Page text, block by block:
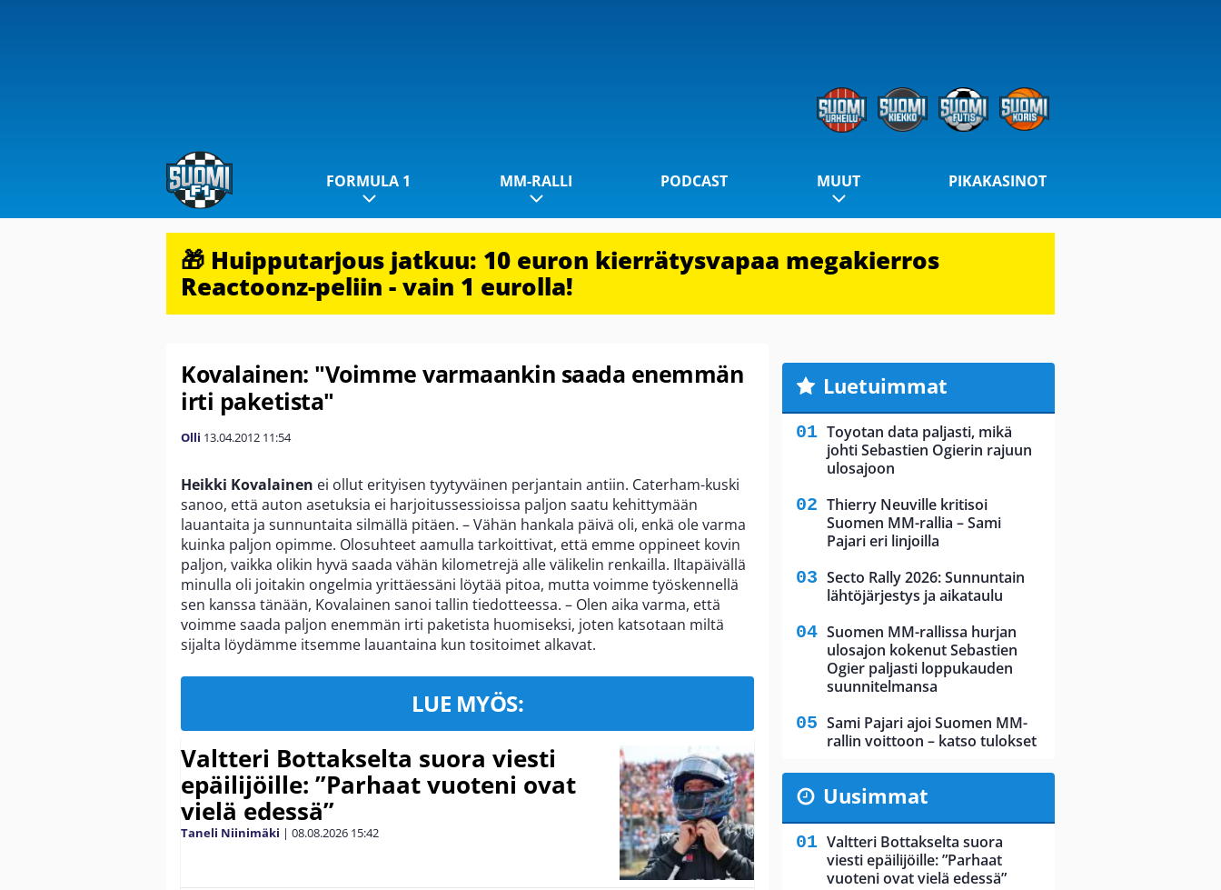
FORMULA 1 MM-RALLI PODCAST MUUT PIKAKASINOT
🎁 Huipputarjous jatkuu: 10 euron kierrätysvapaa megakierros
Reactoonz-peliin - vain 1 eurolla!
Kovalainen: "Voimme varmaankin saada enemmän
irti paketista"
Olli 13.04.2012 11:54
Heikki Kovalainen ei ollut erityisen tyytyväinen perjantain antiin. Caterham-kuski
sanoo, että auton asetuksia ei harjoitussessioissa paljon saatu kehittymään
lauantaita ja sunnuntaita silmällä pitäen. – Vähän hankala päivä oli, enkä ole varma
kuinka paljon opimme. Olosuhteet aamulla tarkoittivat, että emme oppineet kovin
paljon, vaikka olikin hyvä saada vähän kilometrejä alle välikelin renkailla. Iltapäivällä
minulla oli joitakin ongelmia yrittäessäni löytää pitoa, mutta voimme työskennellä
sen kanssa tänään, Kovalainen sanoi tallin tiedotteessa. – Olen aika varma, että
voimme saada paljon enemmän irti paketista huomiseksi, joten katsotaan miltä
sijalta löydämme itsemme lauantaina kun tositoimet alkavat.
LUE MYÖS:
Valtteri Bottakselta suora viesti
epäilijöille: ”Parhaat vuoteni ovat
vielä edessä”
Taneli Niinimäki | 08.08.2026 15:42
Luetuimmat
Toyotan data paljasti, mikä
johti Sebastien Ogierin rajuun
ulosajoon
Thierry Neuville kritisoi
Suomen MM-rallia – Sami
Pajari eri linjoilla
Secto Rally 2026: Sunnuntain
lähtöjärjestys ja aikataulu
Suomen MM-rallissa hurjan
ulosajon kokenut Sebastien
Ogier paljasti loppukauden
suunnitelmansa
Sami Pajari ajoi Suomen MM-
rallin voittoon – katso tulokset
Uusimmat
Valtteri Bottakselta suora
viesti epäilijöille: ”Parhaat
vuoteni ovat vielä edessä”